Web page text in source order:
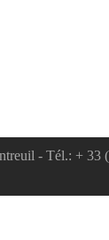
- Tél.: + 33